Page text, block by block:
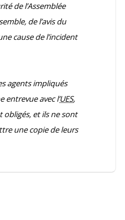
de l’Assemblée
de l’avis du
cause de l’incident
agents impliqués
entrevue avec l’UES,
obligés, et ils ne sont
une copie de leurs